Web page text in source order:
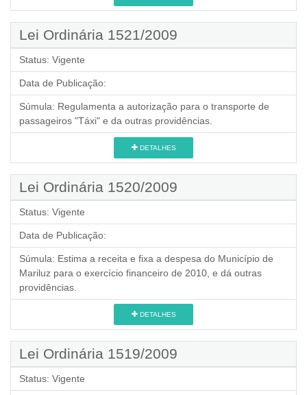
Lei Ordinária 1521/2009
Status: Vigente
Data de Publicação:
Súmula: Regulamenta a autorização para o transporte de
passageiros "Táxi" e da outras providências.
DETALHES
Lei Ordinária 1520/2009
Status: Vigente
Data de Publicação:
Súmula: Estima a receita e fixa a despesa do Município de
Mariluz para o exercício financeiro de 2010, e dá outras
providências.
DETALHES
Lei Ordinária 1519/2009
Status: Vigente